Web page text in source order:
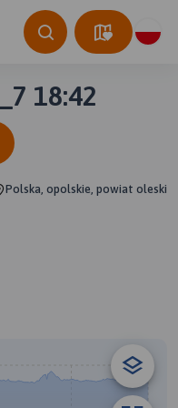
18:42
Polska, opolskie, powiat oleski